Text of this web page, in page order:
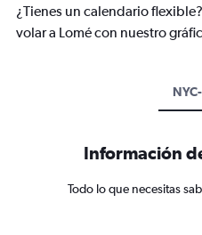
¿Tienes un calendario
volar a Lomé con nuestro
Información
Todo lo que necesitas